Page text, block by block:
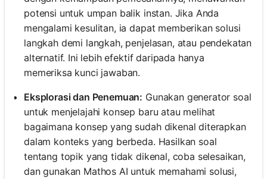
potensi untuk umpan balik instan. Jika Anda
mengalami kesulitan, ia dapat memberikan solusi
langkah demi langkah, penjelasan, atau pendekatan
alternatif. Ini lebih efektif daripada hanya
memeriksa kunci jawaban.
Eksplorasi dan Penemuan: Gunakan generator soal
untuk menjelajahi konsep baru atau melihat
bagaimana konsep yang sudah dikenal diterapkan
dalam konteks yang berbeda. Hasilkan soal
tentang topik yang tidak dikenal, coba selesaikan,
dan gunakan Mathos AI untuk memahami solusi,